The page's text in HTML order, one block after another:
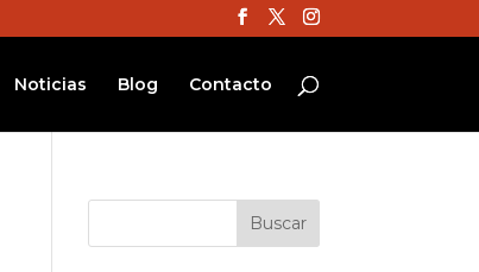
Noticias Blog Contacto